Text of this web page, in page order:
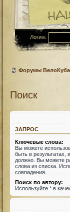
Логин:
Форумы
Поиск
ЗАПРОС
Ключевые слова:
Вы можете
быть в результатах, и
должно. Вы можете
слова из списка.
совпадения.
Поиск по автору:
Используйте * в